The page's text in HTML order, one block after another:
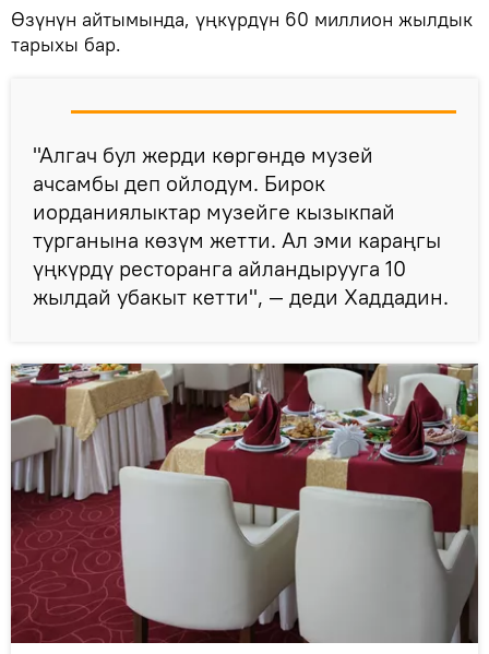
Өзүнүн айтымында, үңкүрдүн 60 миллион жылдык
тарыхы бар.
"Алгач бул жерди көргөндө музей
ачсамбы деп ойлодум. Бирок
иорданиялыктар музейге кызыкпай
турганына көзүм жетти. Ал эми караңгы
үңкүрдү ресторанга айландырууга 10
жылдай убакыт кетти", — деди Хаддадин.